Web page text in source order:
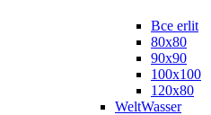
Все erlit
80x80
90x90
100x100
120x80
WeltWasser